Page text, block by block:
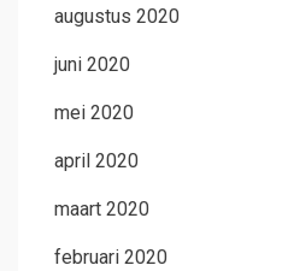
augustus 2020
juni 2020
mei 2020
april 2020
maart 2020
februari 2020